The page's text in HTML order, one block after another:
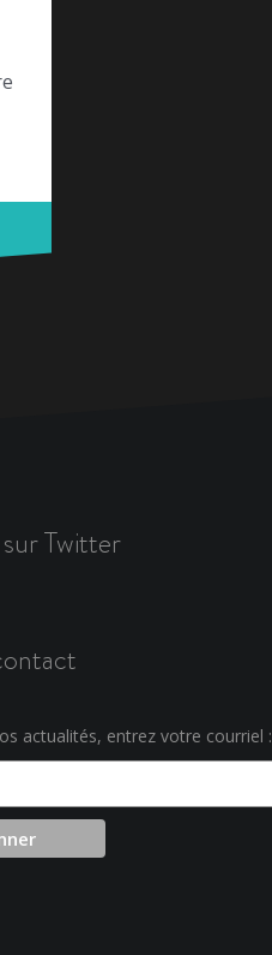
Twitter
actualités, entrez votre courriel :